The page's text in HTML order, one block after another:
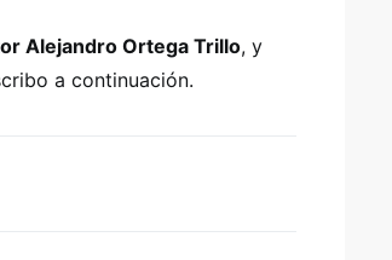
Alejandro Ortega Trillo, y
a continuación.